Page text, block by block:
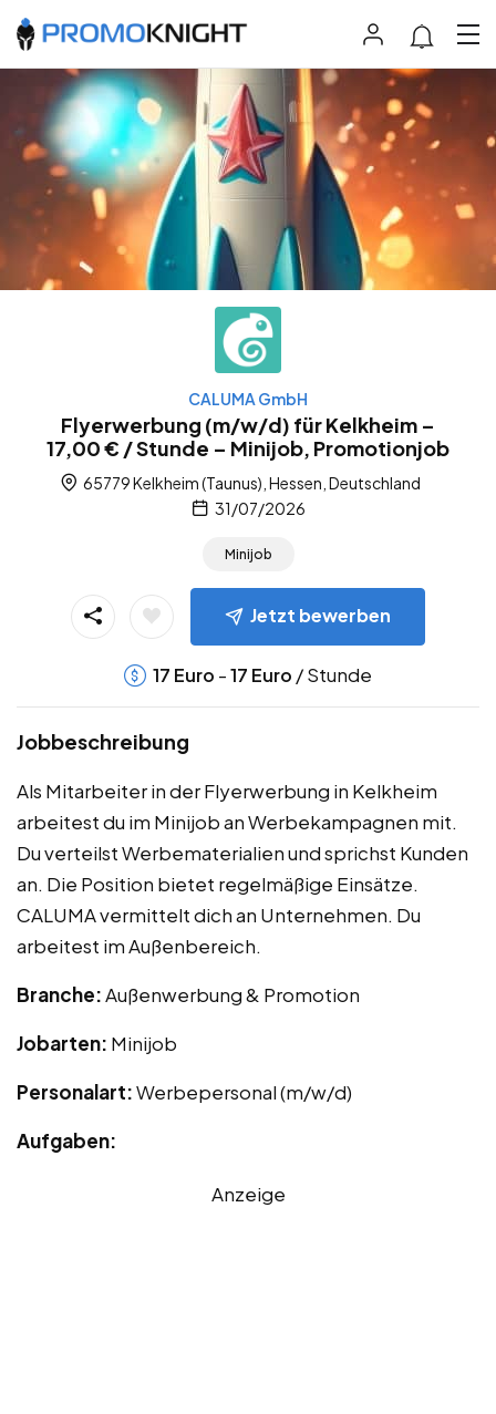
CALUMA GmbH
Flyerwerbung (m/w/d) für Kelkheim –
17,00 € / Stunde – Minijob, Promotionjob
65779 Kelkheim (Taunus), Hessen, Deutschland
31/07/2026
Minijob
Jetzt bewerben
17 Euro -17 Euro / Stunde
Jobbeschreibung
Als Mitarbeiter in der Flyerwerbung in Kelkheim
arbeitest du im Minijob an Werbekampagnen mit.
Du verteilst Werbematerialien und sprichst Kunden
an. Die Position bietet regelmäßige Einsätze.
CALUMA vermittelt dich an Unternehmen. Du
arbeitest im Außenbereich.
Branche:Außenwerbung & Promotion
Jobarten: Minijob
Personalart:Werbepersonal (m/w/d)
Aufgaben:
Anzeige